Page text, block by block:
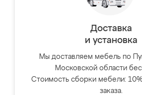
Доставка
и установка
Мы доставляем мебель по
Московской области
Стоимость сборки мебели:
заказа.